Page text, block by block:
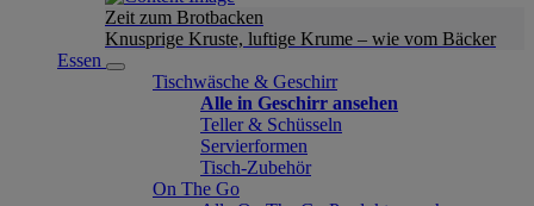
Zeit zum Brotbacken
Knusprige Kruste, luftige Krume – wie vom Bäcker
Essen
Tischwäsche & Geschirr
Alle in Geschirr ansehen
Teller & Schüsseln
Servierformen
Tisch-Zubehör
On The Go